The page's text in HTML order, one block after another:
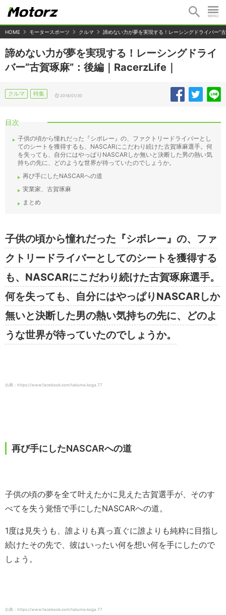
HOME モータースポーツ クルマ 諦めない力が夢を実現する！レーシングドライバー”
諦めない力が夢を実現する！レーシングドライ
バー”古賀琢麻”：後編｜RacerzLife｜
クルマ 特集 2018/01/30
目次
子供の頃から憧れだった『シボレー』の、ファクトリードライバーとし
てのシートを獲得するも、NASCARにこだわり続けた古賀琢麻選手。何
を失っても、自分にはやっぱりNASCARしか無いと決断した男の熱い気
持ちの先に、どのような世界が待っていたのでしょうか。
再び手にしたNASCARへの道
実業家、古賀琢麻
まとめ
子供の頃から憧れだった『シボレー』の、ファ
クトリードライバーとしてのシートを獲得する
も、NASCARにこだわり続けた古賀琢麻選手。
何を失っても、自分にはやっぱりNASCARしか
無いと決断した男の熱い気持ちの先に、どのよ
うな世界が待っていたのでしょうか。
出典：https://www.facebook.com/takuma.koga.77
再び手にしたNASCARへの道
子供の頃の夢を全て叶えたかに見えた古賀選手が、そのす
べてを失う覚悟で手にしたNASCARへの道。
1度は見失うも、誰よりも真っ直ぐに誰よりも純粋に目指し
続けたその先で、彼はいったい何を想い何を手にしたので
しょう。
出典：https://www.facebook.com/takuma.koga.77